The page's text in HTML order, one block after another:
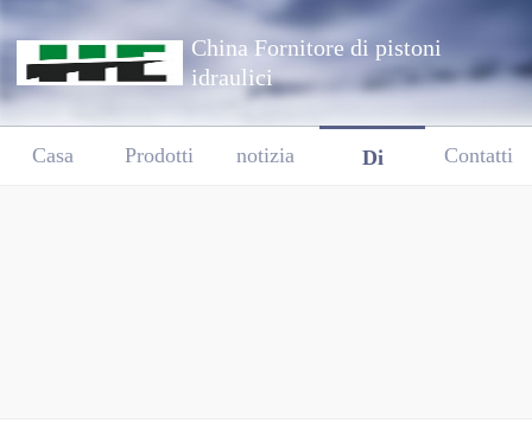
China Fornitore di pistoni
idraulici
Casa Prodotti notizia Di Contatti